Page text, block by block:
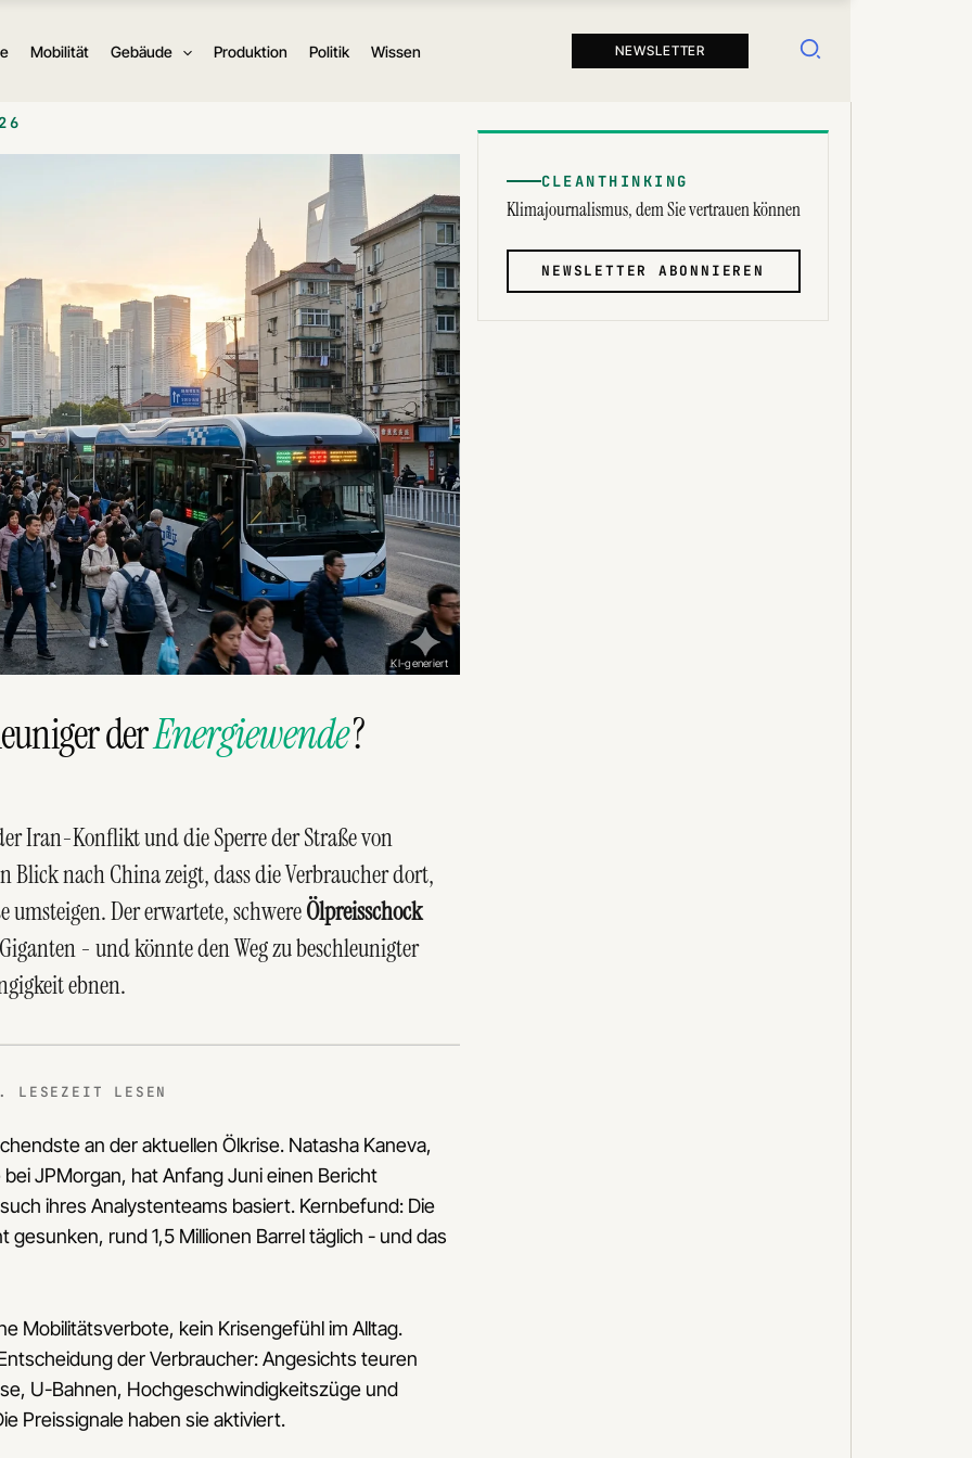
Mobilität Gebäude Produktion Politik Wissen NEWSLETTER Suchen
KI-generiert
derEnergiewende?
Iran-Konflikt und die Sperre der Straße von
Blick nach China zeigt, dass die Verbraucher dort,
Der erwartete, schwereÖlpreisschock
- und könnte den Weg zu beschleunigter
ebnen.
LESEZEIT LESEN
an der aktuellen Ölkrise. Natasha Kaneva,
JPMorgan, hat Anfang Juni einen Bericht
ihres Analystenteams basiert. Kernbefund: Die
rund 1,5 Millionen Barrel täglich - und das
Mobilitätsverbote, kein Krisengefühl im Alltag.
der Verbraucher: Angesichts teuren
U-Bahnen, Hochgeschwindigkeitszüge und
Preissignale haben sie aktiviert.
CLEANTHINKING
Klimajournalismus, dem Sie vertrauen können
NEWSLETTER ABONNIEREN